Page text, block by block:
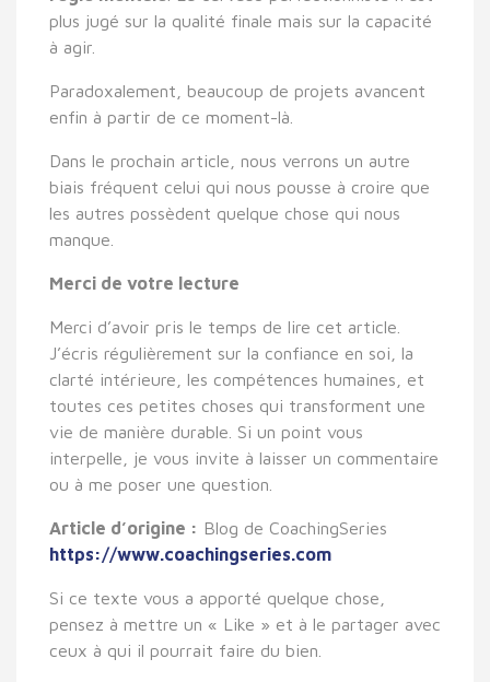
plus jugé sur la qualité finale mais sur la capacité
à agir.
Paradoxalement, beaucoup de projets avancent
enfin à partir de ce moment-là.
Dans le prochain article, nous verrons un autre
biais fréquent celui qui nous pousse à croire que
les autres possèdent quelque chose qui nous
manque.
Merci de votre lecture
Merci d’avoir pris le temps de lire cet article.
J’écris régulièrement sur la confiance en soi, la
clarté intérieure, les compétences humaines, et
toutes ces petites choses qui transforment une
vie de manière durable. Si un point vous
interpelle, je vous invite à laisser un commentaire
ou à me poser une question.
Article d’origine : Blog de CoachingSeries
https://www.coachingseries.com
Si ce texte vous a apporté quelque chose,
pensez à mettre un « Like » et à le partager avec
ceux à qui il pourrait faire du bien.